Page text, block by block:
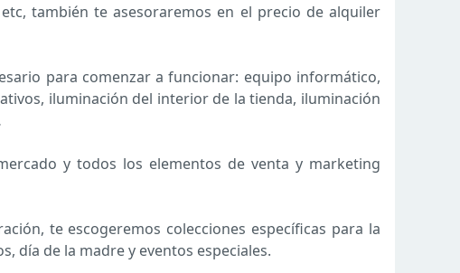
también te asesoraremos en el precio de alquiler
para comenzar a funcionar: equipo informático,
iluminación del interior de la tienda, iluminación
y todos los elementos de venta y marketing
te escogeremos colecciones específicas para la
día de la madre y eventos especiales.